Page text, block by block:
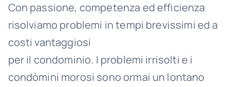
Con passione, competenza ed efficienza
risolviamo problemi in tempi brevissimi ed a
costi vantaggiosi
per il condominio. I problemi irrisolti e i
condòmini morosi sono ormai un lontano